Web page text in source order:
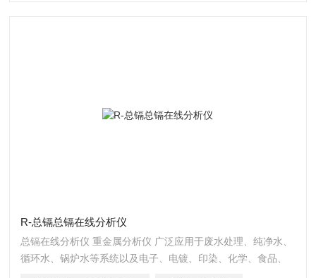
R-总镉总镉在线分析仪
总镉在线分析仪 重金属分析仪 广泛应用于废水处理、纯净水、
循环水、锅炉水等系统以及电子、电镀、印染、化学、食品、